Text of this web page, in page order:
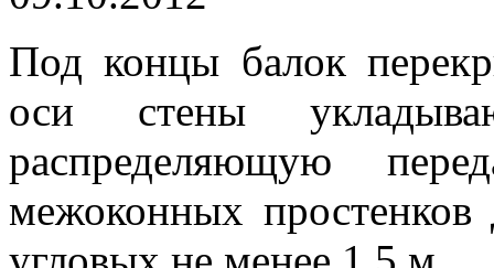
Под концы балок
оси стены
распределяющую
межоконных